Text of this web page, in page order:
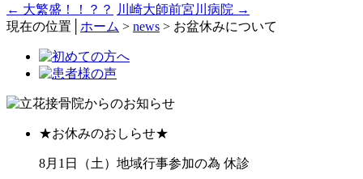
← 大繁盛！！？？ 川崎大師前宮川病院 →
現在の位置│ ホーム > news > お盆休みについて
★お休みのおしらせ★
8月1日（土）地域行事参加の為 休診